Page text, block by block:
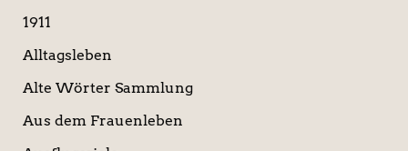
h
1911
Alltagsleben
Alte Wörter Sammlung
Aus dem Frauenleben